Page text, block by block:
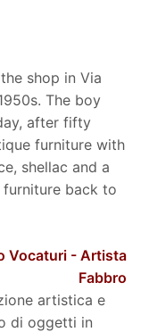
shop in Via
The boy
after fifty
furniture with
shellac and a
back to
Vocaturi - Artista
Fabbro
artistica e
di oggetti in